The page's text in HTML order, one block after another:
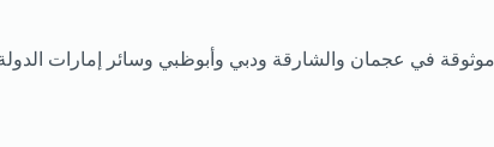
في عجمان والشارقة ودبي وأبوظبي وسائر إمارات